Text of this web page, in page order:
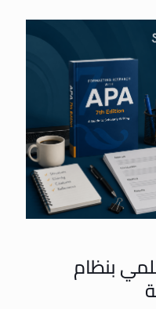
بنظام